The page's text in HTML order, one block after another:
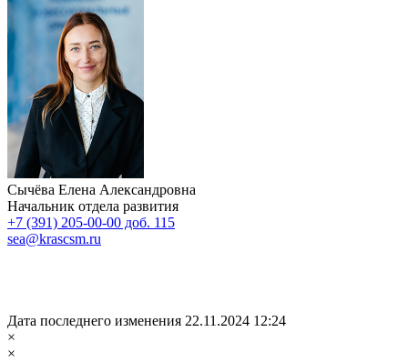
Сычёва Елена Александровна
Начальник отдела развития
+7 (391) 205-00-00 доб. 115
sea@krascsm.ru
Дата последнего изменения 22.11.2024 12:24
×
×